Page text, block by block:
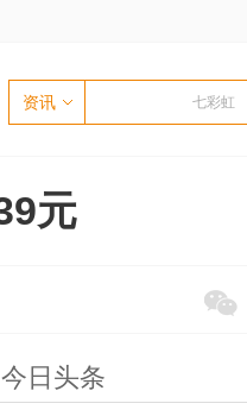
资讯
元
今日头条